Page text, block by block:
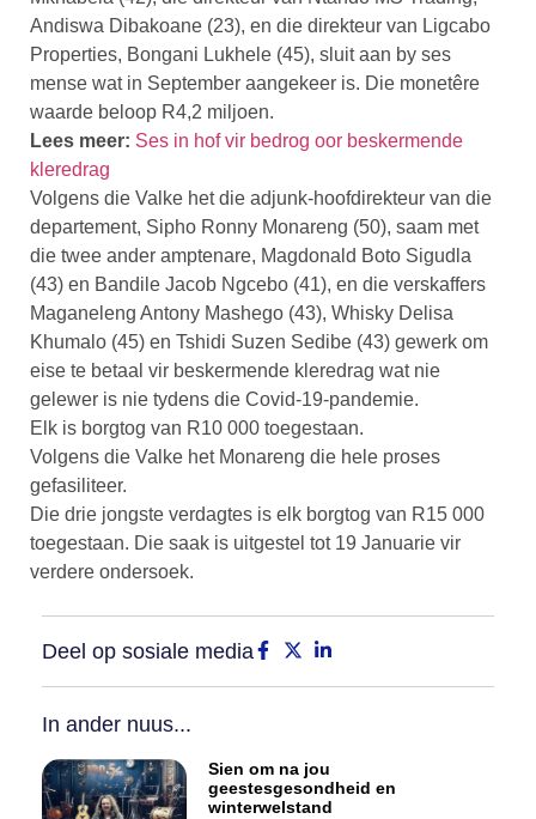
Andiswa Dibakoane (23), en die direkteur van Ligcabo
Properties, Bongani Lukhele (45), sluit aan by ses
mense wat in September aangekeer is. Die monetêre
waarde beloop R4,2 miljoen.
Lees meer: Ses in hof vir bedrog oor beskermende
kleredrag
Volgens die Valke het die adjunk-hoofdirekteur van die
departement, Sipho Ronny Monareng (50), saam met
die twee ander amptenare, Magdonald Boto Sigudla
(43) en Bandile Jacob Ngcebo (41), en die verskaffers
Maganeleng Antony Mashego (43), Whisky Delisa
Khumalo (45) en Tshidi Suzen Sedibe (43) gewerk om
eise te betaal vir beskermende kleredrag wat nie
gelewer is nie tydens die Covid-19-pandemie.
Elk is borgtog van R10 000 toegestaan.
Volgens die Valke het Monareng die hele proses
gefasiliteer.
Die drie jongste verdagtes is elk borgtog van R15 000
toegestaan. Die saak is uitgestel tot 19 Januarie vir
verdere ondersoek.
Deel op sosiale media
In ander nuus...
Sien om na jou
geestesgesondheid en
winterwelstand